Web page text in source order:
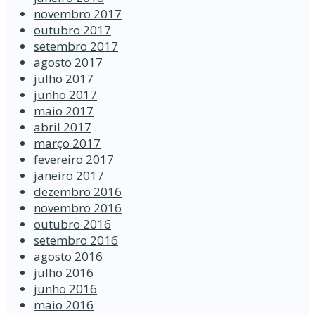
novembro 2017
outubro 2017
setembro 2017
agosto 2017
julho 2017
junho 2017
maio 2017
abril 2017
março 2017
fevereiro 2017
janeiro 2017
dezembro 2016
novembro 2016
outubro 2016
setembro 2016
agosto 2016
julho 2016
junho 2016
maio 2016